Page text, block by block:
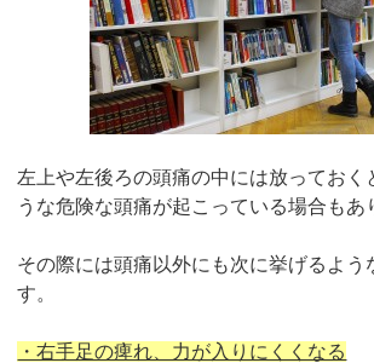
左上や左後ろの頭痛の中には放っておく
うな危険な頭痛が起こっている場合もあ
その際には頭痛以外にも次に挙げるよう
す。
・右手足の痺れ、力が入りにくくなる